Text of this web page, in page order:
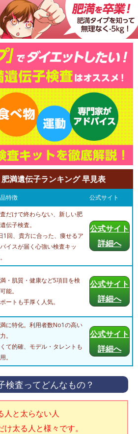
満遺伝子ランキング 早見表
特徴 公式サイト
だけで終わらない、新しい肥
伝子検査。
1回、貴方に合った、痩せるア
バイスが届く心強い検査キッ
公式サイト
詳細へ
・肌質・健康など5項目を検
能。
ートも手厚く人気。
公式サイト
詳細へ
に特化。利用者数No1の高い
。
て的確、モデル・タレントも
。
公式サイト
詳細へ
検査ってどんなもの？
人と太らない人
太る人と様々です。